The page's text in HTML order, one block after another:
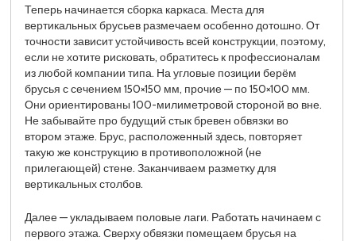
Теперь начинается сборка каркаса. Места для
вертикальных брусьев размечаем особенно дотошно. От
точности зависит устойчивость всей конструкции, поэтому,
если не хотите рисковать, обратитесь к профессионалам
из любой компании типа. На угловые позиции берём
брусья с сечением 150×150 мм, прочие — по 150×100 мм.
Они ориентированы 100-милиметровой стороной во вне.
Не забывайте про будущий стык бревен обвязки во
втором этаже. Брус, расположенный здесь, повторяет
такую же конструкцию в противоположной (не
прилегающей) стене. Заканчиваем разметку для
вертикальных столбов.
Далее — укладываем половые лаги. Работать начинаем с
первого этажа. Сверху обвязки помещаем брусья на